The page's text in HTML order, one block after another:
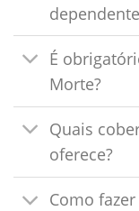
É
Morte?
Quais
oferece?
Como